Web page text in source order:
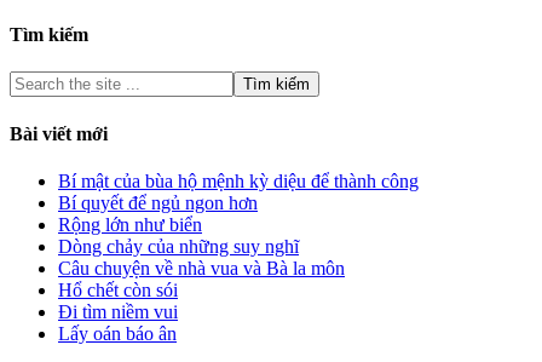
Tìm kiếm
Bài viết mới
Bí mật của bùa hộ mệnh kỳ diệu để thành công
Bí quyết để ngủ ngon hơn
Rộng lớn như biển
Dòng chảy của những suy nghĩ
Câu chuyện về nhà vua và Bà la môn
Hổ chết còn sói
Đi tìm niềm vui
Lấy oán báo ân